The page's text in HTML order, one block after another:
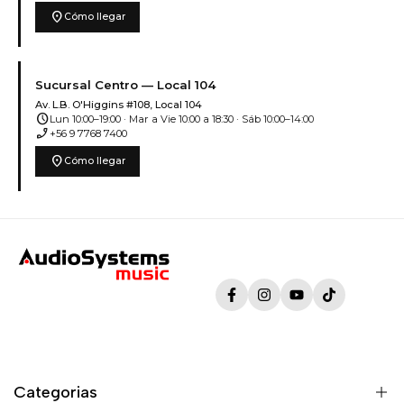
location_on Cómo llegar
Sucursal Centro — Local 104
Av. L.B. O'Higgins #108, Local 104
scheduleLun 10:00–19:00 · Mar a Vie 10:00 a 18:30 · Sáb 10:00–14:00
phone_enabled +56 9 7768 7400
location_on Cómo llegar
FacebookInstagramYouTubeTikTok
Categorias